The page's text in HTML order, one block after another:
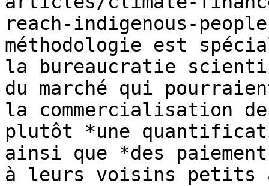
reach-indigenous-
méthodologie est
la bureaucratie
du marché qui
la commercialisation
plutôt *une
ainsi que *des
à leurs voisins petits